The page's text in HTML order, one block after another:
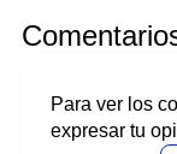
Para ver los
expresar tu